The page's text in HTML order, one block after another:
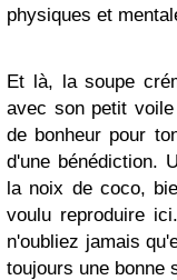
physiques et
Et là, la soupe
avec son petit
de bonheur pour
d'une bénédiction.
la noix de coco,
voulu reproduire
n'oubliez jamais
toujours une bonne